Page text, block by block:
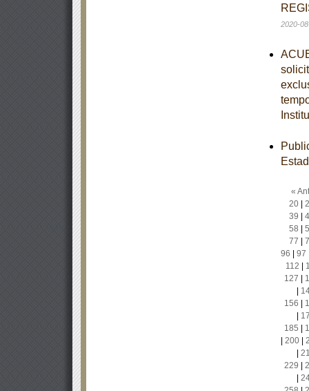
2020-
«
20|
39
58
77
96
97
112
127
156
185
200|
229